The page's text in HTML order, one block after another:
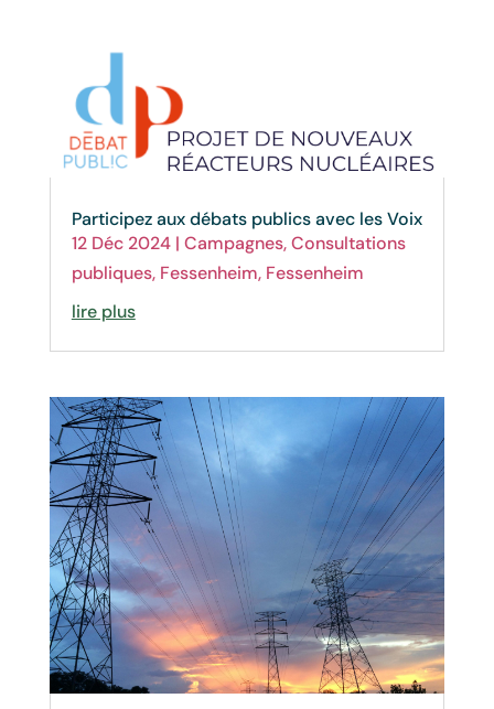
Participez aux débats publics avec les Voix
12 Déc 2024| Campagnes,Consultations
publiques, Fessenheim, Fessenheim
lire plus